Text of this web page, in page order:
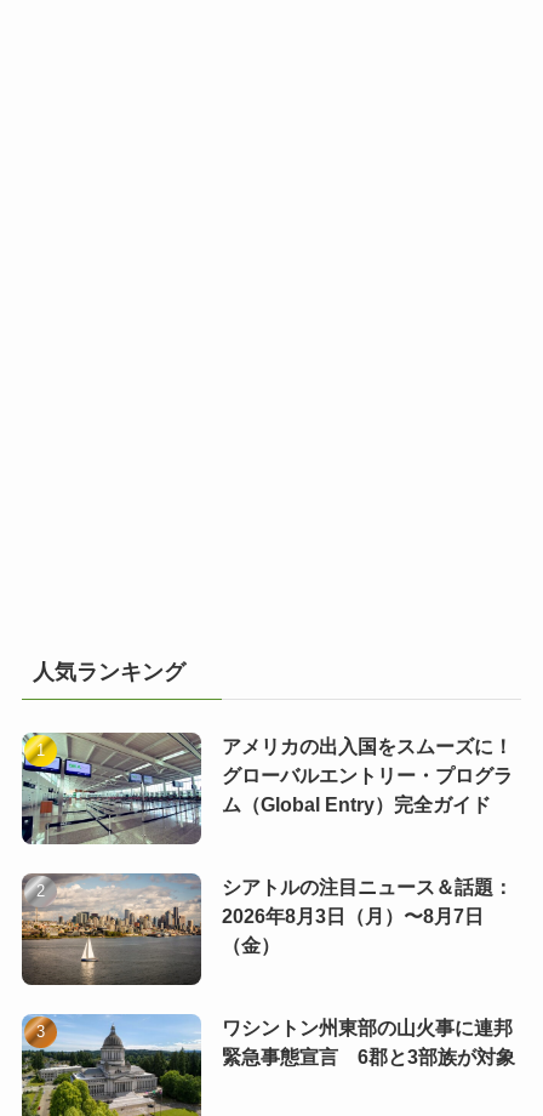
人気ランキング
アメリカの出入国をスムーズに！
グローバルエントリー・プログラ
ム（Global Entry）完全ガイド
シアトルの注目ニュース＆話題：
2026年8月3日（月）〜8月7日
（金）
ワシントン州東部の山火事に連邦
緊急事態宣言 6郡と3部族が対象